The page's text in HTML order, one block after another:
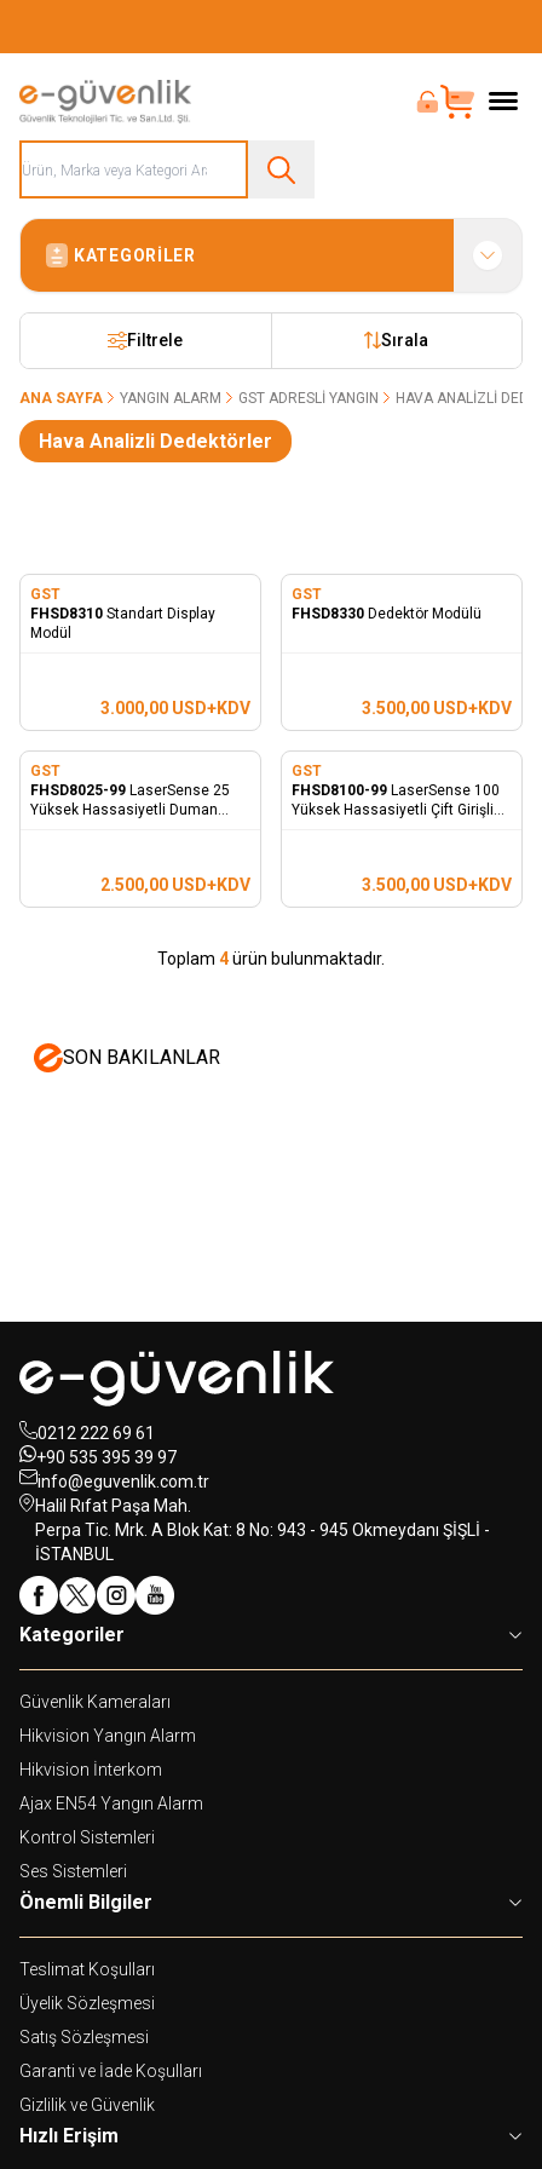
Bayi Girişi
Sepet
KATEGORILER
Filtrele Sırala
ANA SAYFA YANGIN ALARM GST ADRESLI YANGIN HAVA ANALIZLI
Hava Analizli Dedektörler
GST
FHSD8310 Standart Display
Modül
3.000,00 USD+KDV
GST
FHSD8330 Dedektör Modülü
3.500,00 USD+KDV
GST
FHSD8025-99 LaserSense 25
Yüksek Hassasiyetli Duman
2.500,00 USD+KDV
GST
FHSD8100-99 LaserSense 100
Yüksek Hassasiyetli Çift Girişli
3.500,00 USD+KDV
Toplam 4ürün bulunmaktadır.
SON BAKILANLAR
0212 222 69 61
+90 535 395 39 97
info@eguvenlik.com.tr
Halil Rıfat Paşa Mah.
Perpa Tic. Mrk. A Blok Kat: 8 No: 943 - 945 Okmeydanı ŞİŞLİ -
İSTANBUL
Kategoriler
Güvenlik Kameraları
Hikvision Yangın Alarm
Hikvision İnterkom
Ajax EN54 Yangın Alarm
Kontrol Sistemleri
Ses Sistemleri
Önemli Bilgiler
Teslimat Koşulları
Üyelik Sözleşmesi
Satış Sözleşmesi
Garanti ve İade Koşulları
Gizlilik ve Güvenlik
Hızlı Erişim